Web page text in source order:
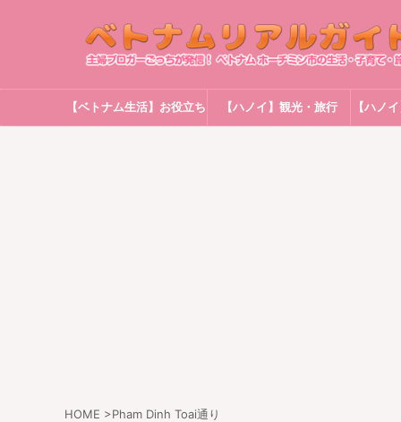
【ベトナム生活】お役立ち 【ハノイ】観光・旅行 【ハノ
HOME >Pham Dinh Toai通り